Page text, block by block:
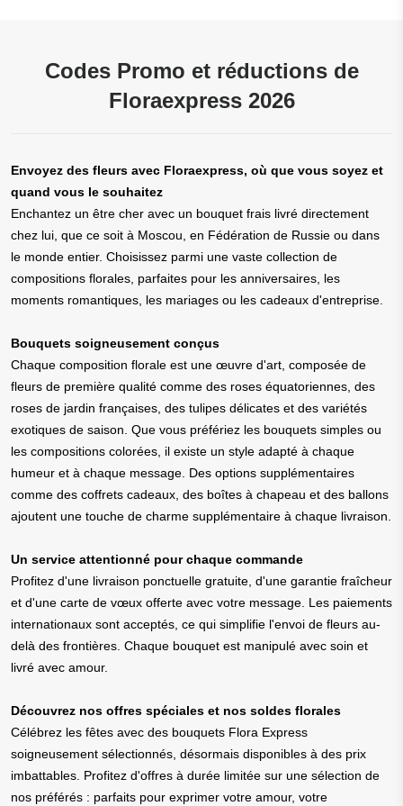
Codes Promo et réductions de
Floraexpress 2026
Envoyez des fleurs avec Floraexpress, où que vous soyez et
quand vous le souhaitez
Enchantez un être cher avec un bouquet frais livré directement
chez lui, que ce soit à Moscou, en Fédération de Russie ou dans
le monde entier. Choisissez parmi une vaste collection de
compositions florales, parfaites pour les anniversaires, les
moments romantiques, les mariages ou les cadeaux d'entreprise.
Bouquets soigneusement conçus
Chaque composition florale est une œuvre d'art, composée de
fleurs de première qualité comme des roses équatoriennes, des
roses de jardin françaises, des tulipes délicates et des variétés
exotiques de saison. Que vous préfériez les bouquets simples ou
les compositions colorées, il existe un style adapté à chaque
humeur et à chaque message. Des options supplémentaires
comme des coffrets cadeaux, des boîtes à chapeau et des ballons
ajoutent une touche de charme supplémentaire à chaque livraison.
Un service attentionné pour chaque commande
Profitez d'une livraison ponctuelle gratuite, d'une garantie fraîcheur
et d'une carte de vœux offerte avec votre message. Les paiements
internationaux sont acceptés, ce qui simplifie l'envoi de fleurs au-
delà des frontières. Chaque bouquet est manipulé avec soin et
livré avec amour.
Découvrez nos offres spéciales et nos soldes florales
Célébrez les fêtes avec des bouquets Flora Express
soigneusement sélectionnés, désormais disponibles à des prix
imbattables. Profitez d'offres à durée limitée sur une sélection de
nos préférés : parfaits pour exprimer votre amour, votre